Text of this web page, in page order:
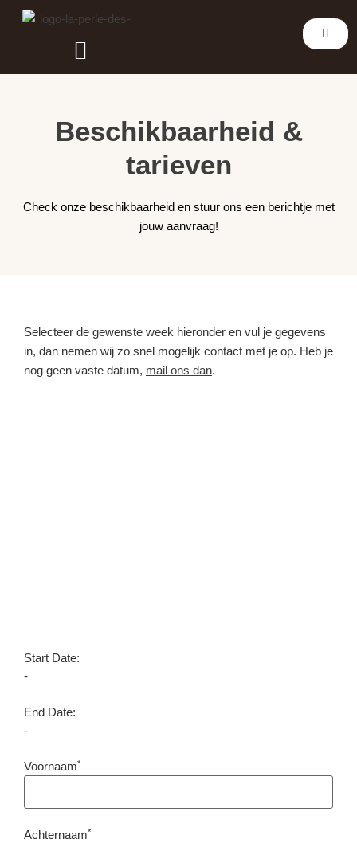
Beschikbaarheid &
tarieven
Check onze beschikbaarheid en stuur ons een berichtje met
jouw aanvraag!
Selecteer de gewenste week hieronder en vul je gegevens
in, dan nemen wij zo snel mogelijk contact met je op. Heb je
nog geen vaste datum, mail ons dan.
Start Date:
-
End Date:
-
Voornaam*
Achternaam*